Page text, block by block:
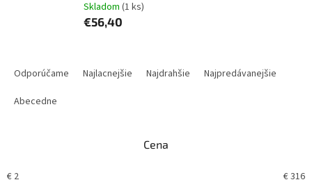
Skladom (1 ks)
€56,40
r
Odporúčame Najlacnejšie Najdrahšie
Najpredávanejšie
Abecedne
Cena
€ 2 €316